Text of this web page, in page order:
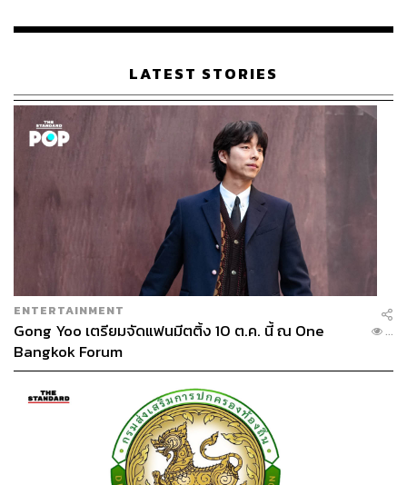
195
ABOUT THE AUTHOR
ประลองยุทธ ผงงอย
THE STANDARD WEALTH Feature Editor
เรือนไทยที่ถูกซุกไว้
LATEST STORIES
ENTERTAINMENT
Gong Yoo เตรียมจัดแฟนมีตติ้ง 10 ต.ค. นี้ ณ One
Bangkok Forum
...